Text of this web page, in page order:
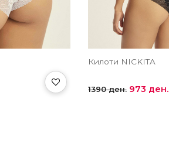
Килоти NICKITA
1390 ден. 973 ден.